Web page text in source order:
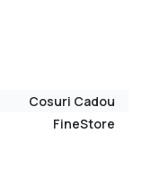
Cosuri Cadou
FineStore